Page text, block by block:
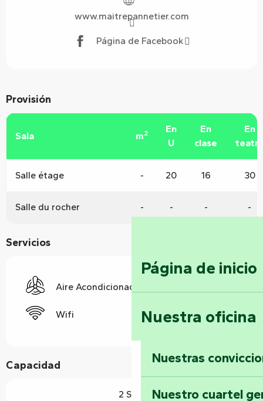
Página de inicio
Nuestra oficina
Nuestras
Nuestro cuartel
www.maitrepannetier.com
Página de Facebook
Provisión
Sala m2
En
U
En
clase
En
Salle étage - 20 16 30
Salle du rocher - - - -
Servicios
Aire Acondicionado
Wifi
Capacidad
2 Sala